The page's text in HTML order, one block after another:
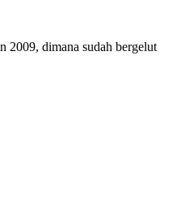
2009, dimana sudah bergelut